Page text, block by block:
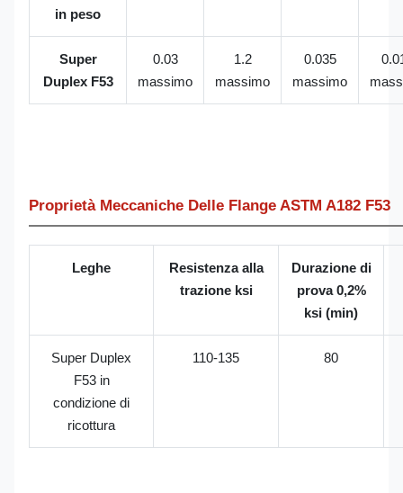
in peso
Super
Duplex F53
0.03
massimo
1.2
massimo
0.035
massimo
Proprietà Meccaniche Delle Flange ASTM A182 F53
Leghe
Resistenza alla
trazione ksi
Durazione di
prova 0,2%
ksi (min)
Super Duplex
F53 in
condizione di
ricottura
110-135 80